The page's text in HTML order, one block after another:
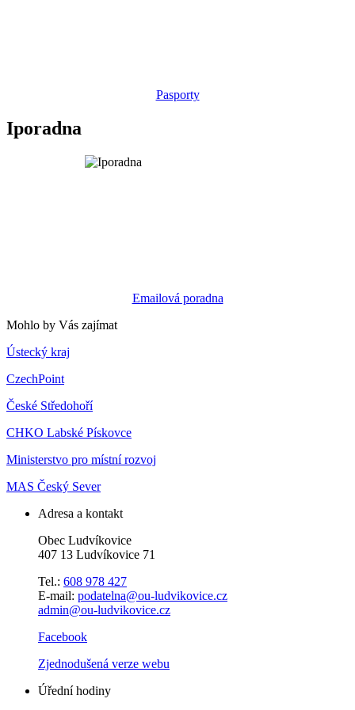
Pasporty
Iporadna
Emailová poradna
Mohlo by Vás zajímat
Ústecký kraj
CzechPoint
České Středohoří
CHKO Labské Pískovce
Ministerstvo pro místní rozvoj
MAS Český Sever
Adresa a kontakt
Obec Ludvíkovice
407 13 Ludvíkovice 71
Tel.: 608 978 427
E-mail: podatelna@ou-ludvikovice.cz
admin@ou-ludvikovice.cz
Facebook
Zjednodušená verze webu
Úřední hodiny